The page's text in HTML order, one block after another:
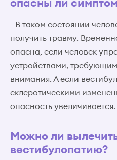
- В таком состоянии
получить травму.
опасна, если человек
устройствами,
внимания. А если
склеротическими
опасность увеличивается.
Можно ли
вестибулопатию?